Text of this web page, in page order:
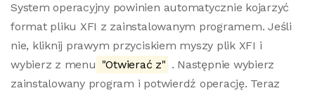
System operacyjny powinien automatycznie kojarzyć
format pliku XFI z zainstalowanym programem. Jeśli
nie, kliknij prawym przyciskiem myszy plik XFI i
wybierz z menu "Otwierać z" . Następnie wybierz
zainstalowany program i potwierdź operację. Teraz